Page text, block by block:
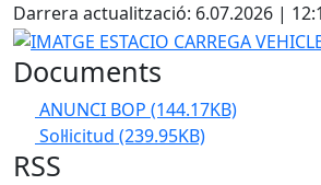
Darrera actualització: 6.07.2026 |
IMATGE ESTACIO CARREGA VEHICLES
Documents
ANUNCI BOP (144.17KB)
Sol·licitud (239.95KB)
RSS